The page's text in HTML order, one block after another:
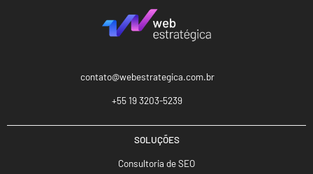
contato@webestrategica.com.br
+55 19 3203-5239
SOLUÇÕES
Consultoria de SEO